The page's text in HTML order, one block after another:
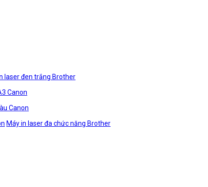
laser đen trắng Brother
Canon
Canon
Máy in laser đa chức năng Brother